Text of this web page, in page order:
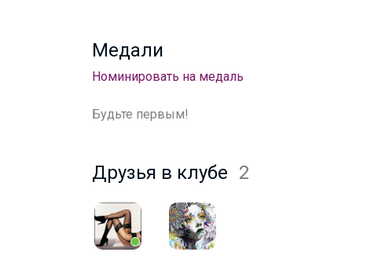
Медали
Номинировать на медаль
Будьте первым!
Друзья в клубе 2